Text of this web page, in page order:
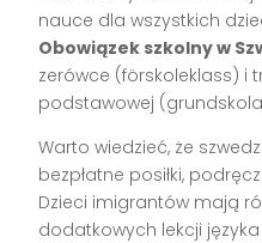
nauce dla wszystkich
Obowiązek szkolny w
zerówce (förskoleklass) i
podstawowej
Warto wiedzieć, że
bezpłatne posiłki,
Dzieci imigrantów mają
dodatkowych lekcji